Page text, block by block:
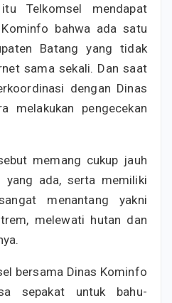
Telkomsel mendapat
bahwa ada satu
Batang yang tidak
sama sekali. Dan saat
dengan Dinas
melakukan pengecekan
memang cukup jauh
yang ada, serta memiliki
menantang yakni
melewati hutan dan
bersama Dinas Kominfo
sepakat untuk bahu-